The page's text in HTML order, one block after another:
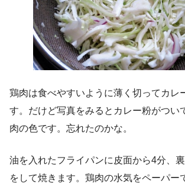
鶏肉は食べやすいように薄く切ってカレ
す。だけど写真をみるとカレー粉がつい
肉の色です。忘れたのかな。
油を入れたフライパンに皮面から4分、
をして焼きます。鶏肉の水気をペーパー